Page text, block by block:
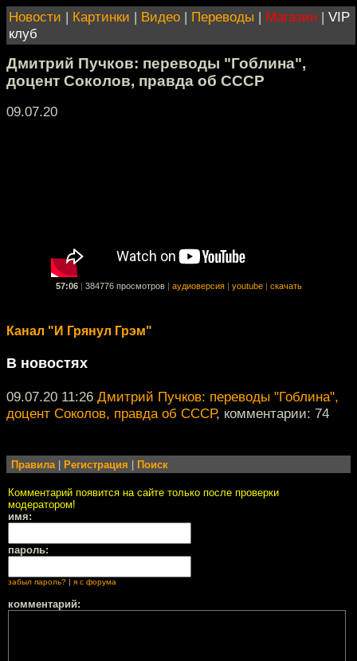
Новости | Картинки | Видео | Переводы | Магазин | VIP
клуб
Дмитрий Пучков: переводы "Гоблина",
доцент Соколов, правда об СССР
09.07.20
57:06 384776 просмотров аудиоверсия youtube скачать
Канал "И Грянул Грэм"
В новостях
09.07.20 11:26 Дмитрий Пучков: переводы "Гоблина",
доцент Соколов, правда об СССР, комментарии: 74
Правила| Регистрация Поиск
Комментарий появится на сайте только после проверки
модератором!
имя:
пароль:
забыл пароль? я с форума
комментарий: